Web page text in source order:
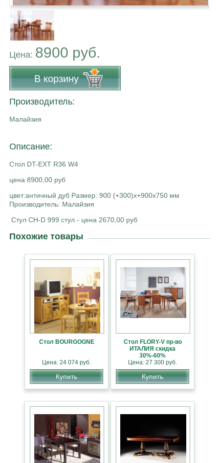
Цена: 8900 руб.
В корзину
Производитель:
Малайзия
Описание:
Стол DT-EXT R36 W4
цена 8900,00 руб
цвет:античный дуб Размер: 900 (+300)х+900х750 мм
Производитель: Малайзия
Стул CH-D 999 стул - цена 2670,00 руб
Похожие товары
Стол BOURGOGNE
Цена: 24 074 руб.
Купить
Стол FLORY-V пр-во
ИТАЛИЯ скидка
30%-60%
Цена: 27 300 руб.
Купить